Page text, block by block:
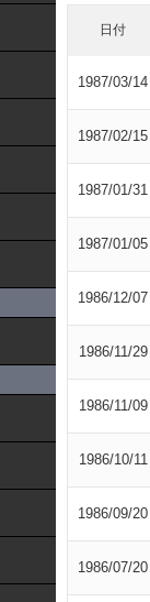
日付
1987/03/14
1987/02/15
1987/01/31
1987/01/05
1986/12/07
1986/11/29
1986/11/09
1986/10/11
1986/09/20
1986/07/20